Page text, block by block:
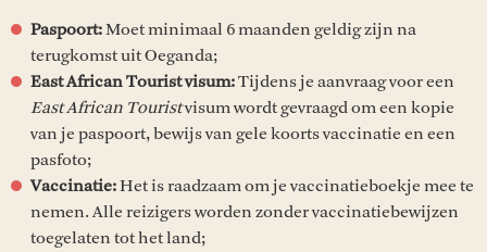
Paspoort:Moet minimaal 6 maanden geldig zijn na
terugkomst uit Oeganda;
East African Tourist visum:Tijdens je aanvraag voor een
East African Touristvisum wordt gevraagd om een kopie
van je paspoort, bewijs van gele koorts vaccinatie en een
pasfoto;
Vaccinatie:Het is raadzaam om je vaccinatieboekje mee te
nemen. Alle reizigers worden zonder vaccinatiebewijzen
toegelaten tot het land;